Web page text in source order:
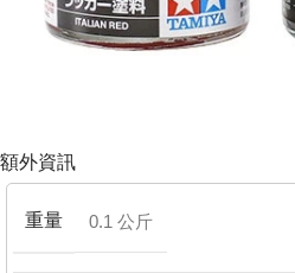
額外資訊
重量 0.1 公斤